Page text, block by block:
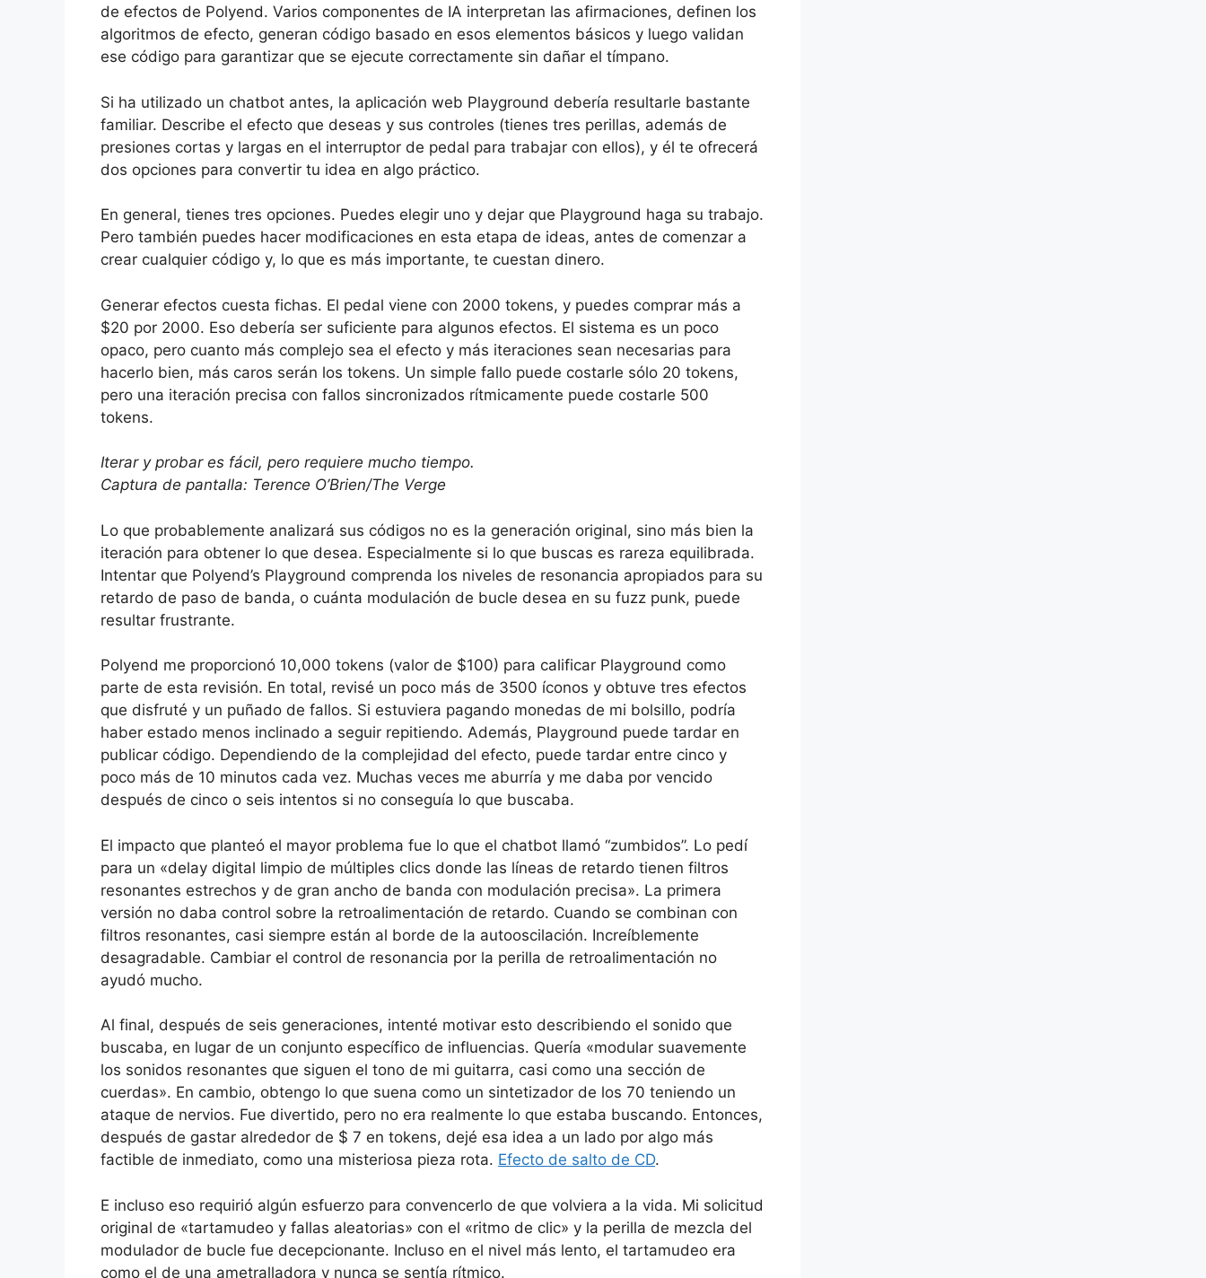
de efectos de Polyend. Varios componentes de IA interpretan las afirmaciones, definen los
algoritmos de efecto, generan código basado en esos elementos básicos y luego validan
ese código para garantizar que se ejecute correctamente sin dañar el tímpano.
Si ha utilizado un chatbot antes, la aplicación web Playground debería resultarle bastante
familiar. Describe el efecto que deseas y sus controles (tienes tres perillas, además de
presiones cortas y largas en el interruptor de pedal para trabajar con ellos), y él te ofrecerá
dos opciones para convertir tu idea en algo práctico.
En general, tienes tres opciones. Puedes elegir uno y dejar que Playground haga su trabajo.
Pero también puedes hacer modificaciones en esta etapa de ideas, antes de comenzar a
crear cualquier código y, lo que es más importante, te cuestan dinero.
Generar efectos cuesta fichas. El pedal viene con 2000 tokens, y puedes comprar más a
$20 por 2000. Eso debería ser suficiente para algunos efectos. El sistema es un poco
opaco, pero cuanto más complejo sea el efecto y más iteraciones sean necesarias para
hacerlo bien, más caros serán los tokens. Un simple fallo puede costarle sólo 20 tokens,
pero una iteración precisa con fallos sincronizados rítmicamente puede costarle 500
tokens.
Iterar y probar es fácil, pero requiere mucho tiempo.
Captura de pantalla: Terence O’Brien/The Verge
Lo que probablemente analizará sus códigos no es la generación original, sino más bien la
iteración para obtener lo que desea. Especialmente si lo que buscas es rareza equilibrada.
Intentar que Polyend’s Playground comprenda los niveles de resonancia apropiados para su
retardo de paso de banda, o cuánta modulación de bucle desea en su fuzz punk, puede
resultar frustrante.
Polyend me proporcionó 10,000 tokens (valor de $100) para calificar Playground como
parte de esta revisión. En total, revisé un poco más de 3500 íconos y obtuve tres efectos
que disfruté y un puñado de fallos. Si estuviera pagando monedas de mi bolsillo, podría
haber estado menos inclinado a seguir repitiendo. Además, Playground puede tardar en
publicar código. Dependiendo de la complejidad del efecto, puede tardar entre cinco y
poco más de 10 minutos cada vez. Muchas veces me aburría y me daba por vencido
después de cinco o seis intentos si no conseguía lo que buscaba.
El impacto que planteó el mayor problema fue lo que el chatbot llamó “zumbidos”. Lo pedí
para un «delay digital limpio de múltiples clics donde las líneas de retardo tienen filtros
resonantes estrechos y de gran ancho de banda con modulación precisa». La primera
versión no daba control sobre la retroalimentación de retardo. Cuando se combinan con
filtros resonantes, casi siempre están al borde de la autooscilación. Increíblemente
desagradable. Cambiar el control de resonancia por la perilla de retroalimentación no
ayudó mucho.
Al final, después de seis generaciones, intenté motivar esto describiendo el sonido que
buscaba, en lugar de un conjunto específico de influencias. Quería «modular suavemente
los sonidos resonantes que siguen el tono de mi guitarra, casi como una sección de
cuerdas». En cambio, obtengo lo que suena como un sintetizador de los 70 teniendo un
ataque de nervios. Fue divertido, pero no era realmente lo que estaba buscando. Entonces,
después de gastar alrededor de $ 7 en tokens, dejé esa idea a un lado por algo más
factible de inmediato, como una misteriosa pieza rota. Efecto de salto de CD.
E incluso eso requirió algún esfuerzo para convencerlo de que volviera a la vida. Mi solicitud
original de «tartamudeo y fallas aleatorias» con el «ritmo de clic» y la perilla de mezcla del
modulador de bucle fue decepcionante. Incluso en el nivel más lento, el tartamudeo era
como el de una ametralladora y nunca se sentía rítmico.